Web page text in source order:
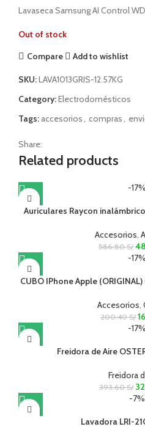
Lavaseca Samsung AI Control
Out of stock
Compare
Add to wishlist
SKU:LAVA1013GRIS-12.57KG
Category:Electrodomésticos
Tags: accesorios, compras,
Share:
Related products
-17%
Auriculares Raycon
Accesorios,
586.80S/
-17%
CUBO IPhone Apple
Accesorios,
200.40S/
-17%
Freidora de Aire
Freidora
393.60S/
-7%
Lavadora LRI-